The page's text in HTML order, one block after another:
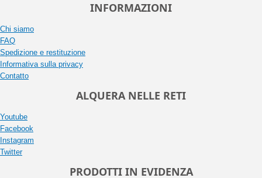
INFORMAZIONI
Chi siamo
FAQ
Spedizione e restituzione
Informativa sulla privacy
Contatto
ALQUERA NELLE RETI
Youtube
Facebook
Instagram
Twitter
PRODOTTI IN EVIDENZA